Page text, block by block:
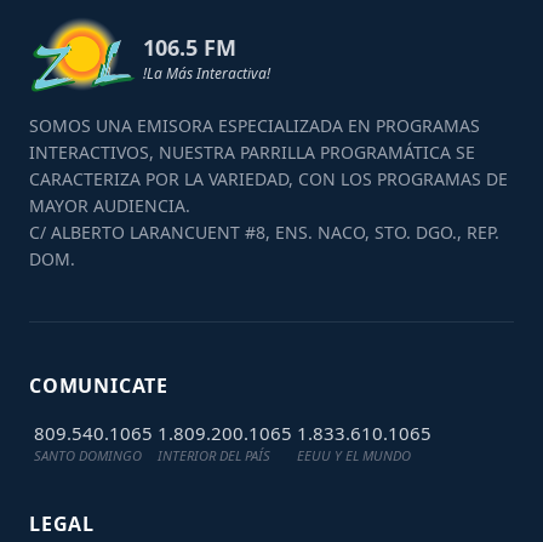
106.5 FM
!La Más Interactiva!
SOMOS UNA EMISORA ESPECIALIZADA EN PROGRAMAS
INTERACTIVOS, NUESTRA PARRILLA PROGRAMÁTICA SE
CARACTERIZA POR LA VARIEDAD, CON LOS PROGRAMAS DE
MAYOR AUDIENCIA.
C/ ALBERTO LARANCUENT #8, ENS. NACO, STO. DGO., REP.
DOM.
COMUNICATE
809.540.1065
SANTO DOMINGO
1.809.200.1065
INTERIOR DEL PAÍS
1.833.610.1065
EEUU Y EL MUNDO
LEGAL